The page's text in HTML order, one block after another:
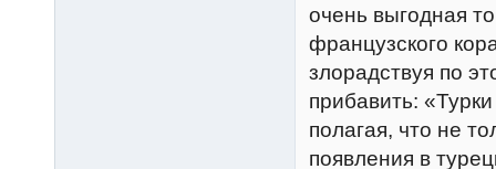
очень выгодная
французского
злорадствуя по
прибавить:
полагая, что не
появления в